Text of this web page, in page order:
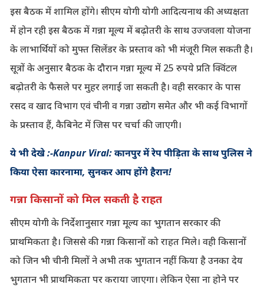
इस बैठक में शामिल होंगे। सीएम योगी योगी आदित्यनाथ की अध्यक्षता
में होन रही इस बैठक में गन्ना मूल्य में बढ़ोतरी के साथ उज्जवला योजना
के लाभार्थियों को मुफ्त सिलेंडर के प्रस्ताव को भी मंजूरी मिल सकती है।
सूत्रों के अनुसार बैठक के दौरान गन्ना मूल्य में 25 रुपये प्रति क्विंटल
बढ़ोतरी के फैसले पर मुहर लगाई जा सकती है। वही सरकार के पास
रसद व खाद विभाग एवं चीनी व गन्ना उद्योग समेत और भी कई विभागों
के प्रस्ताव हैं, कैबिनेट में जिस पर चर्चा की जाएगी।
ये भी देखे :-Kanpur Viral: कानपुर में रेप पीड़िता के साथ पुलिस ने
किया ऐसा कारनामा, सुनकर आप होंगे हैरान!
गन्ना किसानों को मिल सकती है राहत
सीएम योगी के निर्देशानुसार गन्ना मूल्य का भुगतान सरकार की
प्राथमिकता है। जिससे की गन्ना किसानों को राहत मिले। वही किसानों
को जिन भी चीनी मिलों ने अभी तक भुगतान नहीं किया है उनका देय
भुगतान भी प्राथमिकता पर कराया जाएगा। लेकिन ऐसा ना होने पर